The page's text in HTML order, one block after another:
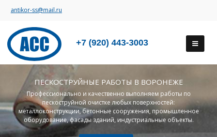
antikor-ss@mail.ru
+7 (920) 443-3003
ПЕСКОСТРУЙНЫЕ РАБОТЫ В ВОРОНЕЖЕ
Профессионально и качественно выполняем работы по
пескоструйной очистке любых поверхностей:
металлоконструкции, бетонные сооружения, промышленное
оборудование, фасады зданий, индустриальные объекты.